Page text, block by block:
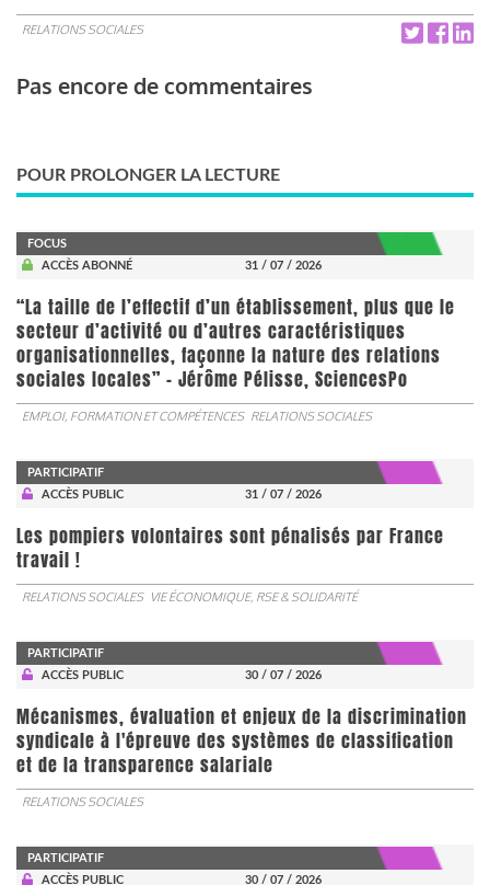
RELATIONS SOCIALES
Pas encore de commentaires
POUR PROLONGER LA LECTURE
FOCUS
ACCÈS ABONNÉ
31 / 07 / 2026
“La taille de l’effectif d’un établissement, plus que le
secteur d’activité ou d’autres caractéristiques
organisationnelles, façonne la nature des relations
sociales locales” - Jérôme Pélisse, SciencesPo
EMPLOI, FORMATION ET COMPÉTENCES RELATIONS SOCIALES
PARTICIPATIF
ACCÈS PUBLIC
31 / 07 / 2026
Les pompiers volontaires sont pénalisés par France
travail !
RELATIONS SOCIALES VIE ÉCONOMIQUE, RSE & SOLIDARITÉ
PARTICIPATIF
ACCÈS PUBLIC
30 / 07 / 2026
Mécanismes, évaluation et enjeux de la discrimination
syndicale à l'épreuve des systèmes de classification
et de la transparence salariale
RELATIONS SOCIALES
PARTICIPATIF
ACCÈS PUBLIC
30 / 07 / 2026